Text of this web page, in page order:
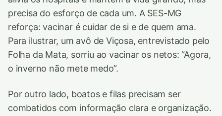
precisa do esforço de cada um. A SES-MG
reforça: vacinar é cuidar de si e de quem ama.
Para ilustrar, um avô de Viçosa, entrevistado pelo
Folha da Mata, sorriu ao vacinar os netos: “Agora,
o inverno não mete medo”.
Por outro lado, boatos e filas precisam ser
combatidos com informação clara e organização.